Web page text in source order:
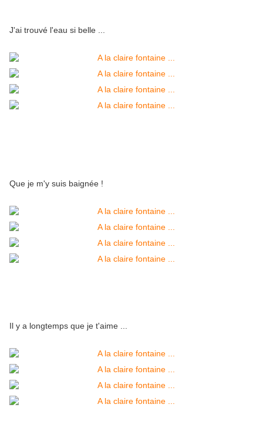
J'ai trouvé l'eau si belle ...
Que je m'y suis baignée !
Il y a longtemps que je t'aime ...